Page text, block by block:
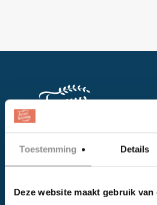
Toestemming Details
Deze website maakt gebruik van